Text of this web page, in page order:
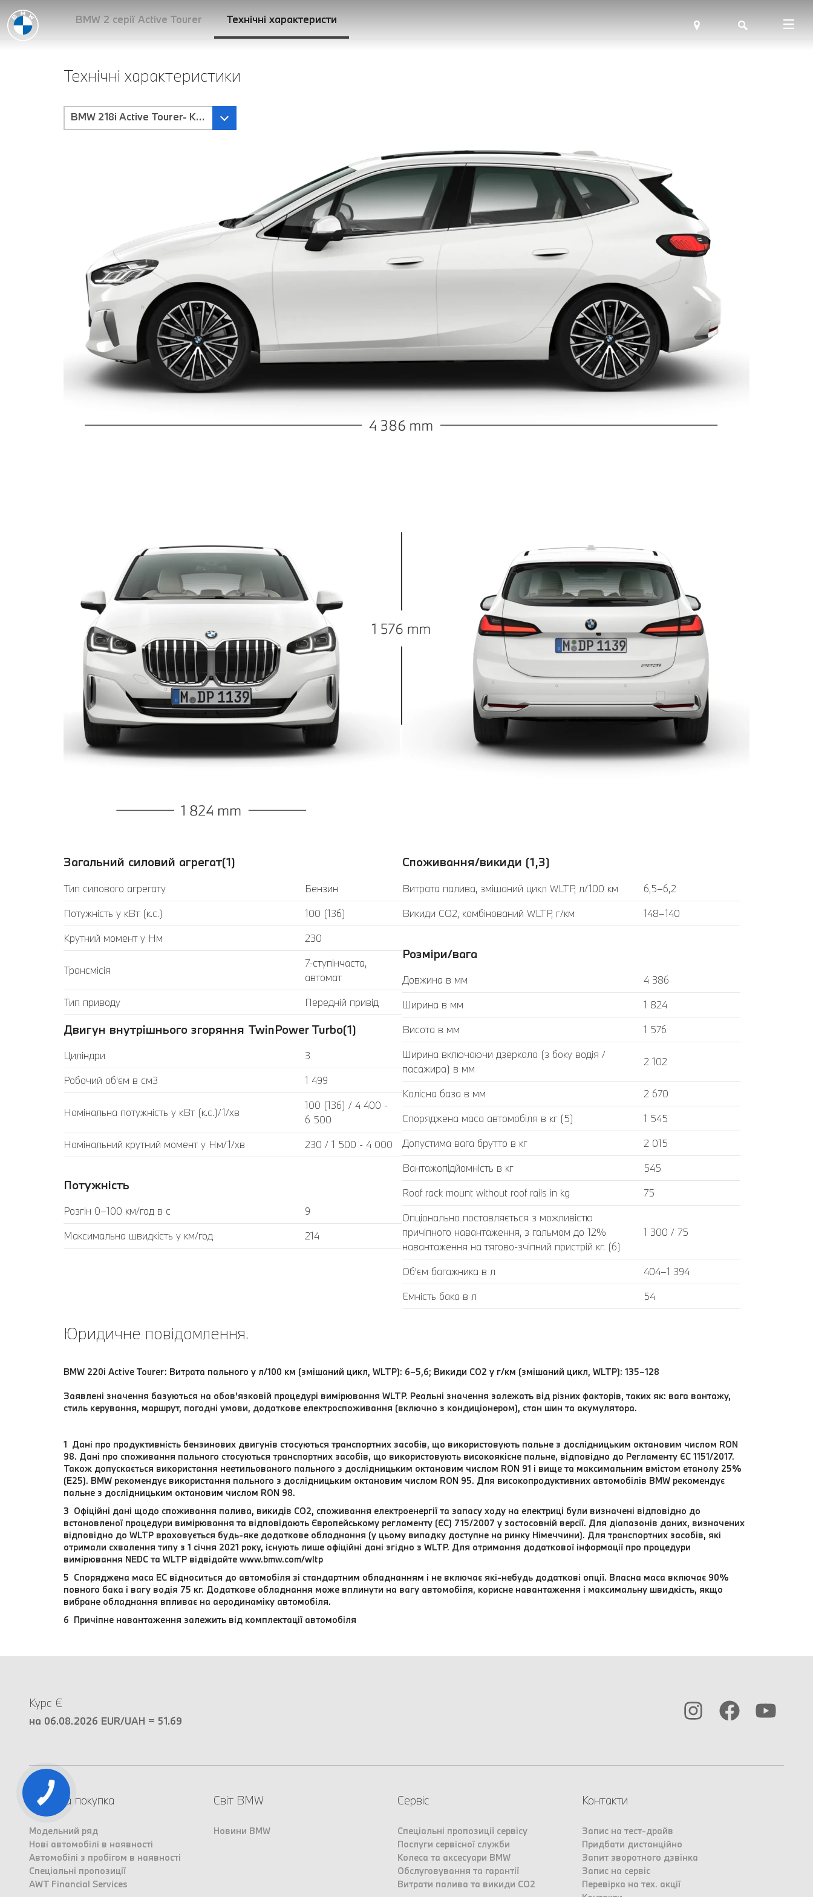
BMW 2 серії Active Tourer Технічні характеристи
Технічні характеристики
BMW 218i Active Tourer- Коробка передач Steptronic з пелюстками перемикання передач
Загальний силовий агрегат(1)
Тип силового агрегату
Бензин
Потужність у кВт (к.с.)
100 (136)
Крутний момент у Нм
230
Трансмісія
7-ступінчаста,
автомат
Тип приводу
Передній привід
Двигун внутрішнього згоряння TwinPower Turbo(1)
Циліндри
3
Робочий об'єм в см3
1 499
Номінальна потужність у кВт (к.с.)/1/хв
100 (136) / 4 400 -
6 500
Номінальний крутний момент у Нм/1/хв
230 / 1 500 - 4 000
Потужність
Розгін 0–100 км/год в с
9
Максимальна швидкість у км/год
214
Споживання/викиди (1,3)
Витрата палива, змішаний цикл WLTP, л/100 км
6,5–6,2
Викиди CO2, комбінований WLTP, г/км
148–140
Розміри/вага
Довжина в мм
4 386
Ширина в мм
1 824
Висота в мм
1 576
Ширина включаючи дзеркала (з боку водія /
пасажира) в мм
2 102
Колісна база в мм
2 670
Споряджена маса автомобіля в кг (5)
1 545
Допустима вага брутто в кг
2 015
Вантажопідйомність в кг
545
Roof rack mount without roof rails in kg
75
Опціонально поставляється з можливістю
причіпного навантаження, з гальмом до 12%
навантаження на тягово-зчіпний пристрій кг. (6)
1 300 / 75
Об'єм багажника в л
404–1 394
Ємність бака в л
54
Юридичне повідомлення.
BMW 220i Active Tourer: Витрата пального у л/100 км (змішаний цикл, WLTP): 6–5,6; Викиди СО2 у г/км (змішаний цикл, WLTP): 135–128
Заявлені значення базуються на обов'язковій процедурі вимірювання WLTP. Реальні значення залежать від різних факторів, таких як: вага вантажу,
стиль керування, маршрут, погодні умови, додаткове електроспоживання (включно з кондиціонером), стан шин та акумулятора.
1 Дані про продуктивність бензинових двигунів стосуються транспортних засобів, що використовують пальне з дослідницьким октановим числом RON
98. Дані про споживання пального стосуються транспортних засобів, що використовують високоякісне пальне, відповідно до Регламенту ЄС 1151/2017.
Також допускається використання неетильованого пального з дослідницьким октановим числом RON 91 і вище та максимальним вмістом етанолу 25%
(E25). BMW рекомендує використання пального з дослідницьким октановим числом RON 95. Для високопродуктивних автомобілів BMW рекомендує
пальне з дослідницьким октановим числом RON 98.
3 Офіційні дані щодо споживання палива, викидів CO2, споживання електроенергії та запасу ходу на електриці були визначені відповідно до
встановленої процедури вимірювання та відповідають Європейському регламенту (ЄС) 715/2007 у застосовній версії. Для діапазонів даних, визначених
відповідно до WLTP враховується будь-яке додаткове обладнання (у цьому випадку доступне на ринку Німеччини). Для транспортних засобів, які
отримали схвалення типу з 1 січня 2021 року, існують лише офіційні дані згідно з WLTP. Для отримання додаткової інформації про процедури
вимірювання NEDC та WLTP відвідайте www.bmw.com/wltp
5 Споряджена маса EC відноситься до автомобіля зі стандартним обладнанням і не включає які-небудь додаткові опції. Власна маса включає 90%
повного бака і вагу водія 75 кг. Додаткове обладнання може вплинути на вагу автомобіля, корисне навантаження і максимальну швидкість, якщо
вибране обладнання впливає на аеродинаміку автомобіля.
6 Причіпне навантаження залежить від комплектації автомобіля
Курс €
на 06.08.2026 EUR/UAH = 51.69
Вибір та покупка
Модельний ряд
Нові автомобілі в наявності
Автомобілі з пробігом в наявності
Спеціальні пропозиції
AWT Financial Services
Світ BMW
Новини BMW
Сервіс
Спеціальні пропозиції сервісу
Послуги сервісної служби
Колеса та аксесуари BMW
Обслуговування та гарантії
Витрати палива та викиди CO2
Контакти
Запис на тест-драйв
Придбати дистанційно
Запит зворотного дзвінка
Запис на сервіс
Перевірка на тех. акції